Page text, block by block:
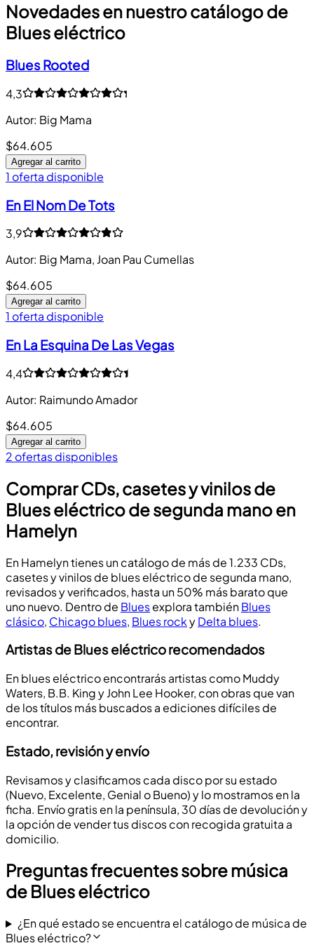
Novedades en nuestro catálogo de
Blues eléctrico
Blues Rooted
4,3
Autor: Big Mama
$64.605
Agregar al carrito
1 oferta disponible
En El Nom De Tots
3,9
Autor: Big Mama, Joan Pau Cumellas
$64.605
Agregar al carrito
1 oferta disponible
En La Esquina De Las Vegas
4,4
Autor: Raimundo Amador
$64.605
Agregar al carrito
2 ofertas disponibles
Comprar CDs, casetes y vinilos de
Blues eléctrico de segunda mano en
Hamelyn
En Hamelyn tienes un catálogo de más de 1.233 CDs,
casetes y vinilos de blues eléctrico de segunda mano,
revisados y verificados, hasta un 50% más barato que
uno nuevo. Dentro de Bluesexplora tambiénBlues
clásico, Chicago blues, Blues rockyDelta blues.
Artistas de Blues eléctrico recomendados
En blues eléctrico encontrarás artistas como Muddy
Waters, B.B. King y John Lee Hooker, con obras que van
de los títulos más buscados a ediciones difíciles de
encontrar.
Estado, revisión y envío
Revisamos y clasificamos cada disco por su estado
(Nuevo, Excelente, Genial o Bueno) y lo mostramos en la
ficha. Envío gratis en la península, 30 días de devolución y
la opción de vender tus discos con recogida gratuita a
domicilio.
Preguntas frecuentes sobre música
de Blues eléctrico
¿En qué estado se encuentra el catálogo de música de
Blues eléctrico?